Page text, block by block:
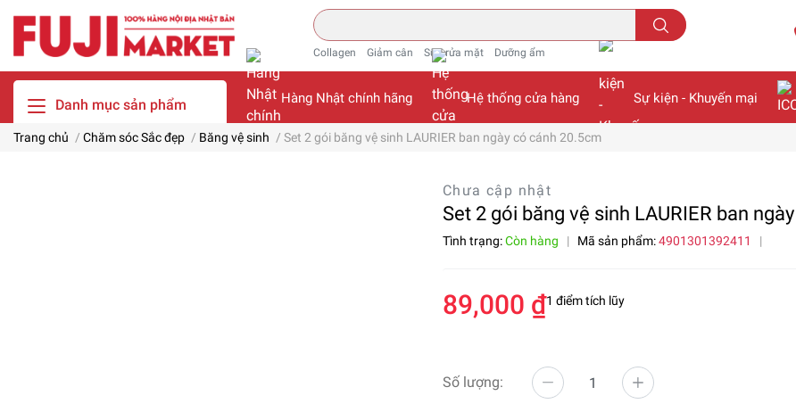
Collagen Giảm cân Sữa rửa mặt Dưỡng ẩm
Danh mục sản phẩm Hàng Nhật chính hãng Hệ thống cửa hàng Sự kiện - Khuyến mại
Trang chủ / Chăm sóc Sắc đẹp / Băng vệ sinh / Set 2 gói băng vệ sinh LAURIER ban ngày có cánh 20.5cm
Chưa cập nhật
Set 2 gói băng vệ sinh LAURIER ban
Tình trạng:Còn hàng | Mã sản phẩm:4901301392411 |
89,000 ₫1 điểm tích lũy
Số lượng: